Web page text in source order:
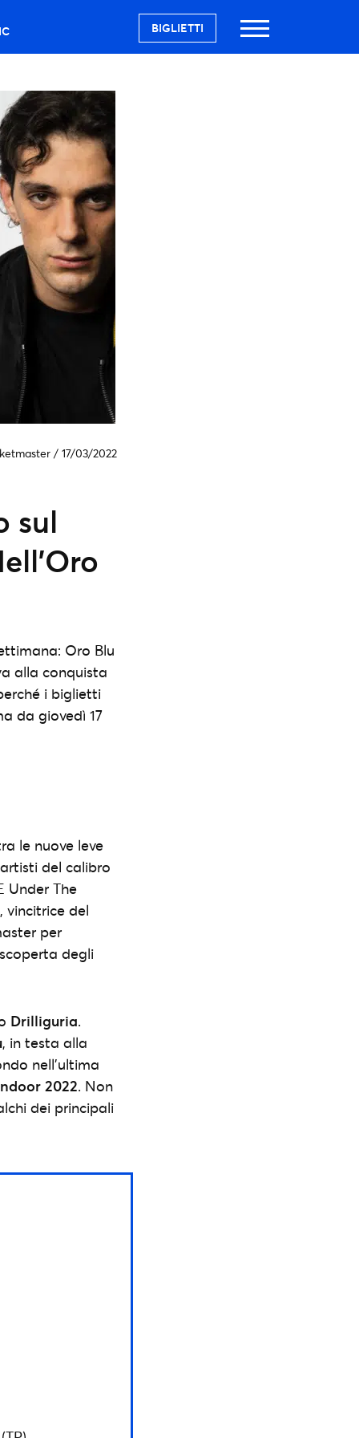
BIGLIETTI
/ 17/03/2022
sul
Oro Blu
alla conquista
i biglietti
da giovedì 17
le nuove leve
del calibro
Under The
, vincitrice del
per
degli
Drilliguria.
, in testa alla
nell’ultima
2022. Non
dei principali